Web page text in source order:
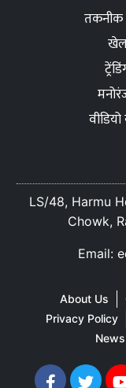
LS/48, Harmu
Chowk,
Email:
About Us
Privacy Policy